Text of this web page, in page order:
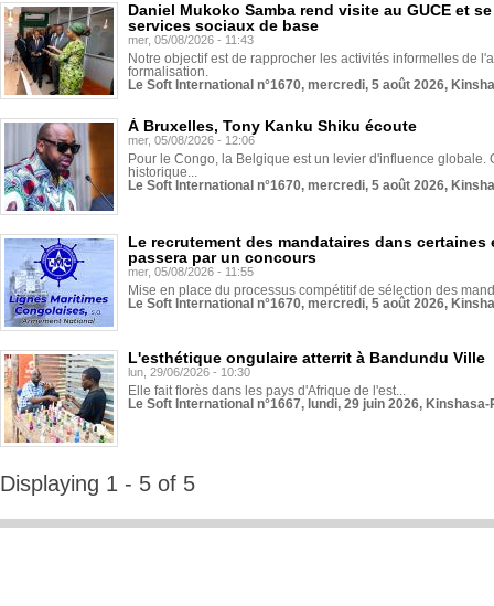
Daniel Mukoko Samba rend visite au GUCE et
services sociaux de base
mer, 05/08/2026 - 11:43
Notre objectif est de rapprocher les activités informelles de
formalisation.
Le Soft International n°1670, mercredi, 5 août 2026,
À Bruxelles, Tony Kanku Shiku écoute
mer, 05/08/2026 - 12:06
Pour le Congo, la Belgique est un levier d'influence globale.
historique...
Le Soft International n°1670, mercredi, 5 août 2026,
Le recrutement des mandataires dans
passera par un concours
mer, 05/08/2026 - 11:55
Mise en place du processus compétitif de sélection des
Le Soft International n°1670, mercredi, 5 août 2026,
L'esthétique ongulaire atterrit à Bandundu Ville
lun, 29/06/2026 - 10:30
Elle fait florès dans les pays d'Afrique de l'est...
Le Soft International n°1667, lundi, 29 juin 2026,
Displaying 1 - 5 of 5